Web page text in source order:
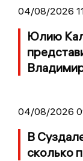
04/08/2026
Юлию
04/08/2026
В
сколько